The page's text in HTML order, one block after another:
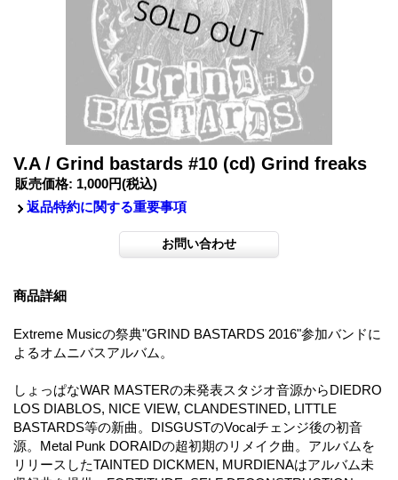
V.A / Grind bastards #10 (cd) Grind freaks
販売価格: 1,000円(税込)
返品特約に関する重要事項
商品詳細
Extreme Musicの祭典"GRIND BASTARDS 2016"参加バンドに
よるオムニバスアルバム。
しょっぱなWAR MASTERの未発表スタジオ音源からDIEDRO
LOS DIABLOS, NICE VIEW, CLANDESTINED, LITTLE
BASTARDS等の新曲。DISGUSTのVocalチェンジ後の初音
源。Metal Punk DORAIDの超初期のリメイク曲。アルバムを
リリースしたTAINTED DICKMEN, MURDIENAはアルバム未